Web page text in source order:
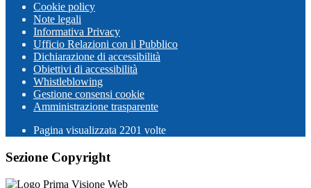
Cookie policy
Note legali
Informativa Privacy
Ufficio Relazioni con il Pubblico
Dichiarazione di accessibilità
Obiettivi di accessibilità
Whistleblowing
Gestione consensi cookie
Amministrazione trasparente
Pagina visualizzata 2201 volte
Sezione Copyright